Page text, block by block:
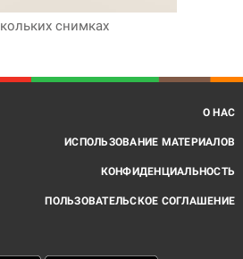
снимках
О НАС
ИСПОЛЬЗОВАНИЕ МАТЕРИАЛОВ
КОНФИДЕНЦИАЛЬНОСТЬ
ПОЛЬЗОВАТЕЛЬСКОЕ СОГЛАШЕНИЕ